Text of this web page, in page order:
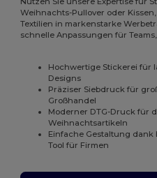
Weihnachts-Pullover oder
Textilien in markenstarke
schnelle Anpassungen für
Hochwertige Stickerei für
Designs
Präziser Siebdruck für
Großhandel
Moderner DTG-Druck für
Weihnachtsartikeln
Einfache Gestaltung
Tool für Firmen